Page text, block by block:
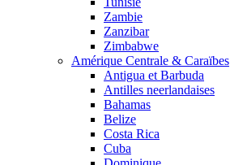
Zambie
Zanzibar
Zimbabwe
Amérique Centrale & Caraïbes
Antigua et Barbuda
Antilles neerlandaises
Bahamas
Belize
Costa Rica
Cuba